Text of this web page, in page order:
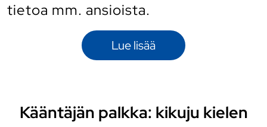
tietoa mm. ansioista.
Lue lisää
Kääntäjän palkka: kikuju kielen